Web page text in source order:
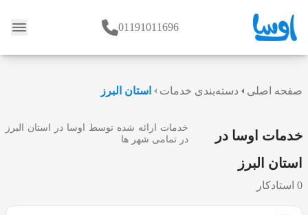
وبلاگ 01191011696
صفحه اصلی دسته‌بندی خدمات استان البرز
خدمات اوسا در
استان البرز
0 استادکار
خدمات ارائه شده توسط اوسا در استان البرز
در تمامی شهر ها